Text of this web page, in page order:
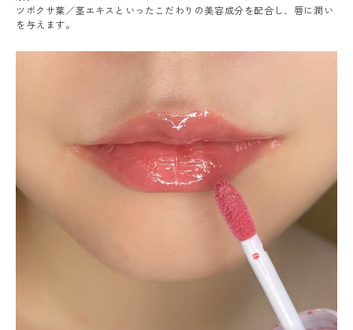
ツボクサ葉／茎エキスといったこだわりの美容成分を配合し、唇に潤い
を与えます。